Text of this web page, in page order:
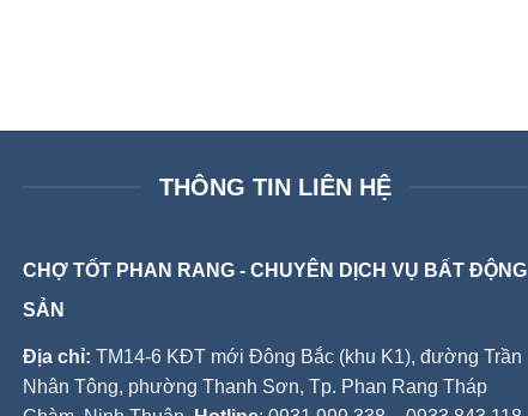
THÔNG TIN LIÊN HỆ
CHỢ TỐT PHAN RANG - CHUYÊN DỊCH VỤ BẤT ĐỘNG
SẢN
Địa chỉ: TM14-6 KĐT mới Đông Bắc (khu K1), đường Trần
Nhân Tông, phường Thanh Sơn, Tp. Phan Rang Tháp